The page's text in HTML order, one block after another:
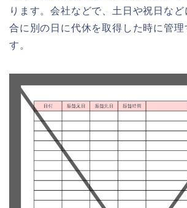
ります。会社などで、土日や祝日な
合に別の日に代休を取得した時に管理
す。